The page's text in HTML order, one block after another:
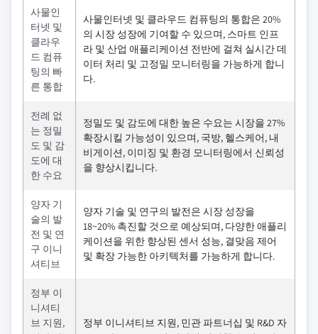
사물인
터넷 및
클라우
드 컴퓨
팅의 빠
른 통합
사물인터넷 및 클라우드 컴퓨팅의 통합은 20%
의 시장 성장에 기여할 수 있으며, 스마트 인프
라 및 산업 애플리케이션 전반에 걸쳐 실시간 데
이터 처리 및 고정밀 모니터링을 가능하게 합니
다.
전례 없
는 정밀
도 및 감
도에 대
한 수요
정밀도 및 감도에 대한 높은 수요는 시장을 27%
확장시킬 가능성이 있으며, 국방, 헬스케어, 내
비게이션, 이미징 및 환경 모니터링에서 신뢰성
을 향상시킵니다.
양자 기
술의 발
전 및 연
구 이니
셔티브
양자 기술 및 연구의 발전은 시장 성장을
18~20% 촉진할 것으로 예상되며, 다양한 애플리
케이션을 위한 향상된 센서 성능, 결맞음 제어
및 확장 가능한 아키텍처를 가능하게 합니다.
정부 이
니셔티
브 지원,
정부 이니셔티브 지원, 민관 파트너십 및 R&D 자